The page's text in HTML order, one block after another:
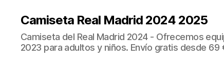
Camiseta Real Madrid 2024 2025
Camiseta del Real Madrid 2024 - Ofrecemos
2023 para adultos y niños. Envío gratis desde 69